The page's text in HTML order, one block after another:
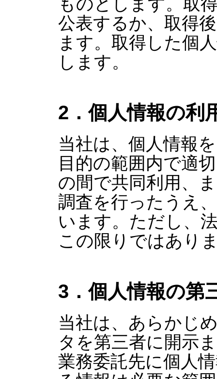
ものとします。取
公表するか、取得
ます。取得した個
します。
2．個人情報の利
当社は、個人情報
目的の範囲内で適
の間で共同利用、
調査を行ったうえ
います。ただし、
この限りではあり
3．個人情報の第
当社は、あらかじ
タを第三者に開示
業務委託先に個人